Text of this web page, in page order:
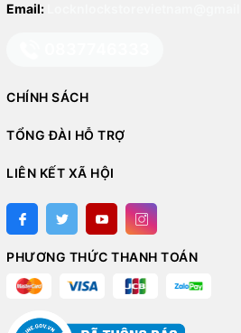
Email:
CHÍNH SÁCH
TỔNG ĐÀI HỖ TRỢ
LIÊN KẾT XÃ HỘI
PHƯƠNG THỨC THANH TOÁN